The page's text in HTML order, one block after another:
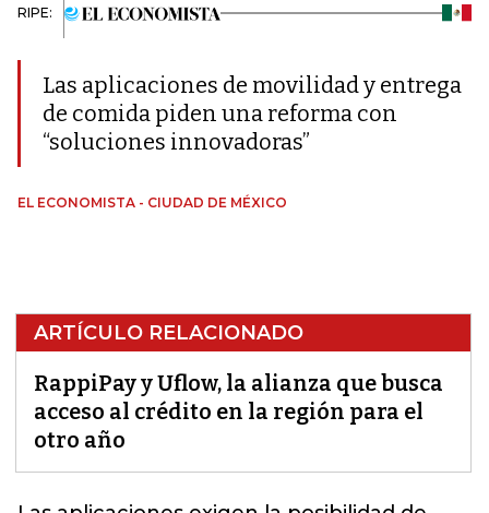
RIPE:
Las aplicaciones de movilidad y entrega
de comida piden una reforma con
“soluciones innovadoras”
EL ECONOMISTA - CIUDAD DE MÉXICO
ARTÍCULO RELACIONADO
RappiPay y Uflow, la alianza que busca
acceso al crédito en la región para el
otro año